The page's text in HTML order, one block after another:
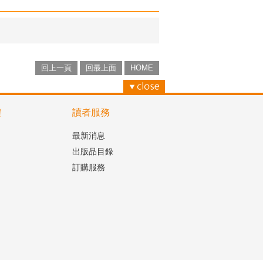
回上一頁 回最上面 HOME
讀者服務
最新消息
出版品目錄
訂購服務